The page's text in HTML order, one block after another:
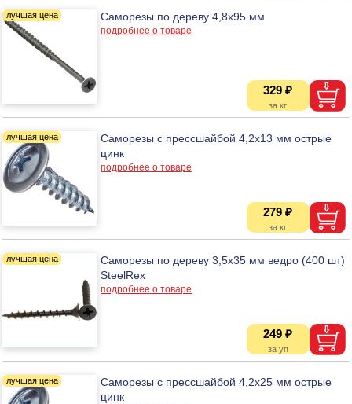
Саморезы по дереву 4,8х95 мм
подробнее о товаре
329 ₽
Саморезы с прессшайбой 4,2х13 мм острые
цинк
подробнее о товаре
279 ₽
Саморезы по дереву 3,5х35 мм ведро (400 шт)
SteelRex
подробнее о товаре
249 ₽
Саморезы с прессшайбой 4,2х25 мм острые
цинк